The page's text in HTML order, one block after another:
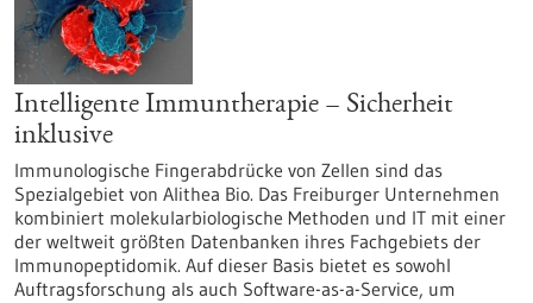
Intelligente Immuntherapie – Sicherheit
inklusive
Immunologische Fingerabdrücke von Zellen sind das
Spezialgebiet von Alithea Bio. Das Freiburger Unternehmen
kombiniert molekularbiologische Methoden und IT mit einer
der weltweit größten Datenbanken ihres Fachgebiets der
Immunopeptidomik. Auf dieser Basis bietet es sowohl
Auftragsforschung als auch Software-as-a-Service, um